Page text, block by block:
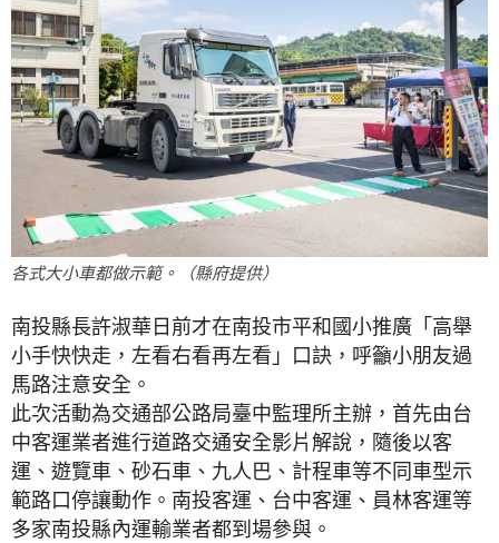
各式大小車都做示範。（縣府提供）
南投縣長許淑華日前才在南投市平和國小推廣「高舉
小手快快走，左看右看再左看」口訣，呼籲小朋友過
馬路注意安全。
此次活動為交通部公路局臺中監理所主辦，首先由台
中客運業者進行道路交通安全影片解說，隨後以客
運、遊覽車、砂石車、九人巴、計程車等不同車型示
範路口停讓動作。南投客運、台中客運、員林客運等
多家南投縣內運輸業者都到場參與。